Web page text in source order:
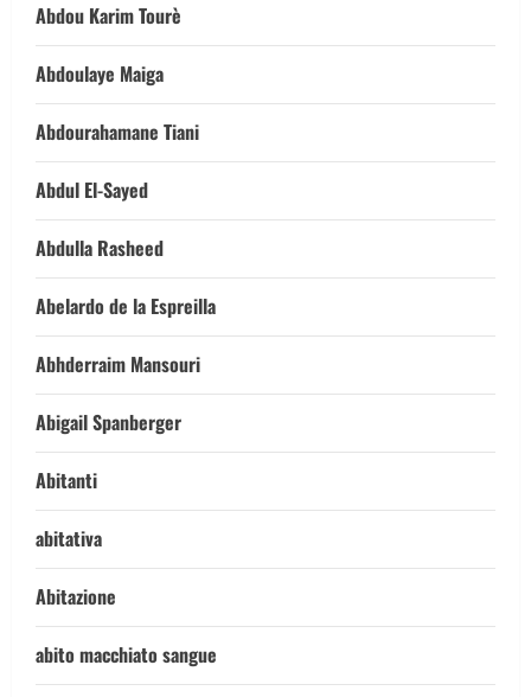
Abdou Karim Tourè
Abdoulaye Maiga
Abdourahamane Tiani
Abdul El-Sayed
Abdulla Rasheed
Abelardo de la Espreilla
Abhderraim Mansouri
Abigail Spanberger
Abitanti
abitativa
Abitazione
abito macchiato sangue